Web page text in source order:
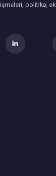
politika,